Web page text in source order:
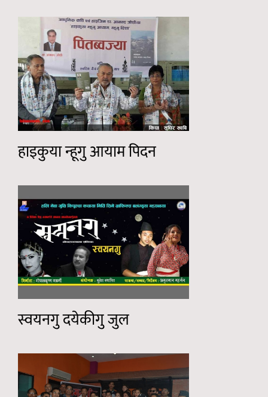
हाइकुया न्हूगु आयाम पिदन
स्वयनगु दयेकीगु जुल